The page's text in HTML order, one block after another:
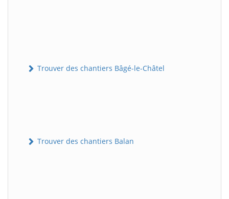
Trouver des chantiers Bâgé-le-Châtel
Trouver des chantiers Balan